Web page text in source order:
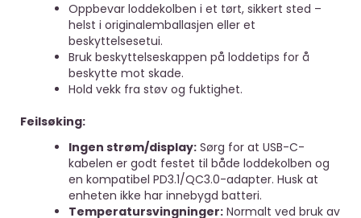
Oppbevar loddekolben i et tørt, sikkert sted –
helst i originalemballasjen eller et
beskyttelsesetui.
Bruk beskyttelseskappen på loddetips for å
beskytte mot skade.
Hold vekk fra støv og fuktighet.
Feilsøking:
Ingen strøm/display: Sørg for at USB-C-
kabelen er godt festet til både loddekolben og
en kompatibel PD3.1/QC3.0-adapter. Husk at
enheten ikke har innebygd batteri.
Temperatursvingninger: Normalt ved bruk av